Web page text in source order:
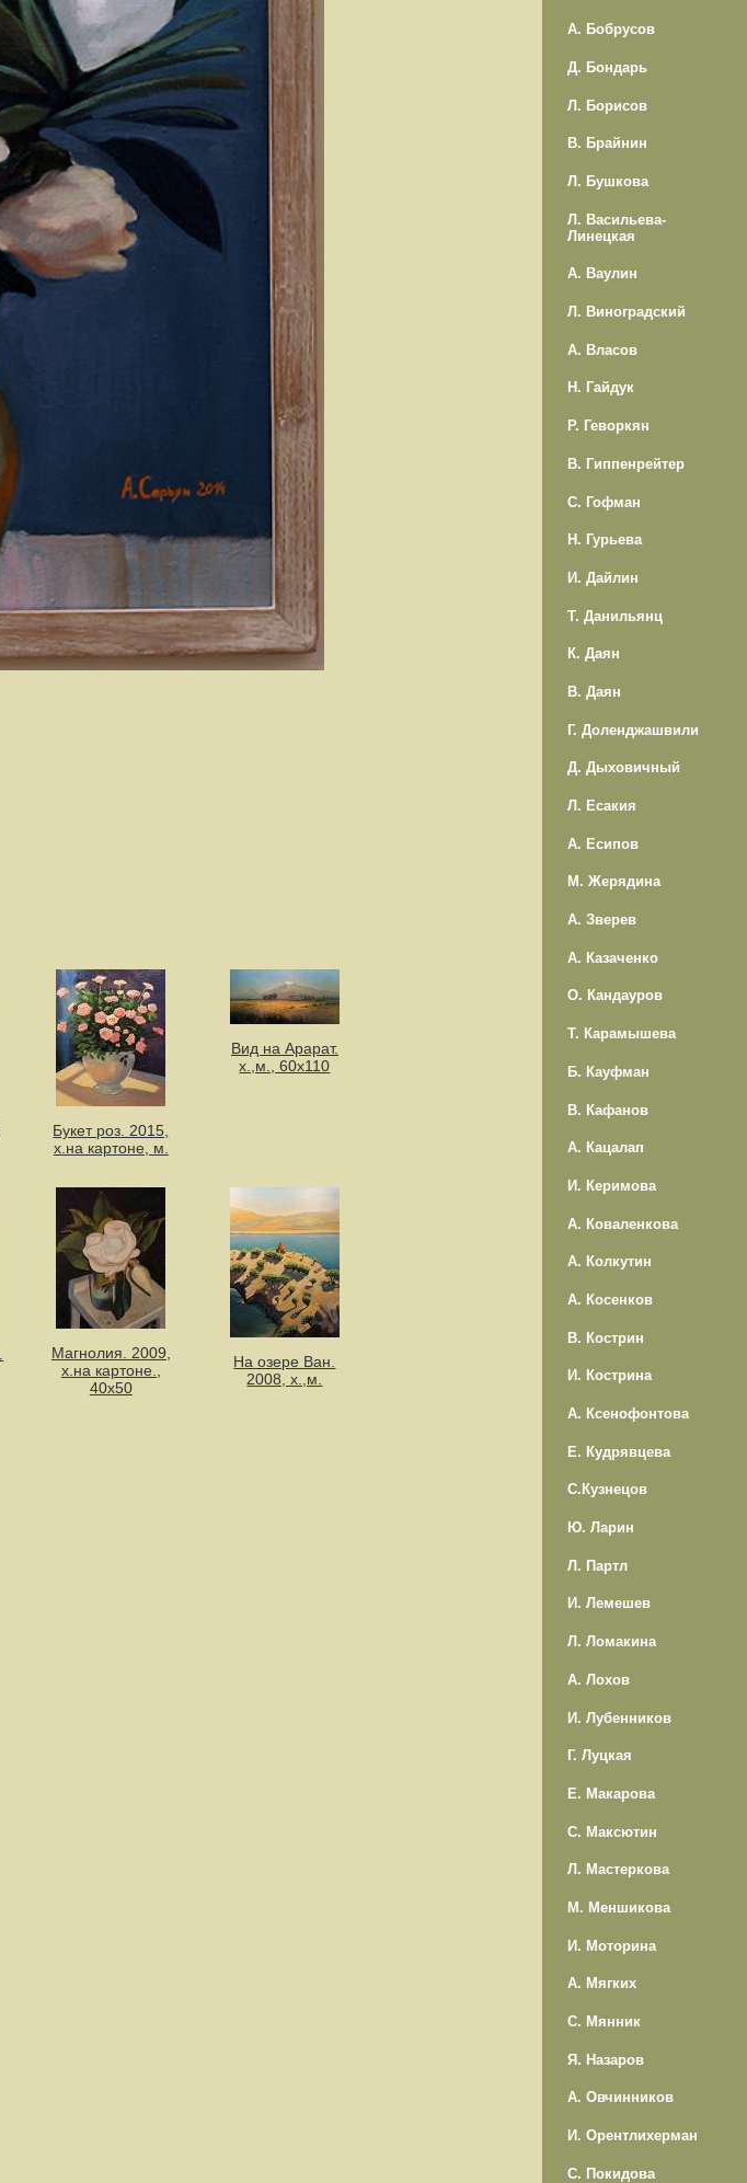
Букет роз. 2015,
х.на картоне, м.
Вид на Арарат.
х.,м., 60х110
Магнолия. 2009,
х.на картоне.,
40х50
На озере Ван.
2008, х.,м.
А. Бобрусов
Д. Бондарь
Л. Борисов
В. Брайнин
Л. Бушкова
Л. Васильева-
Линецкая
А. Ваулин
Л. Виноградский
А. Власов
Н. Гайдук
Р. Геворкян
В. Гиппенрейтер
С. Гофман
Н. Гурьева
И. Дайлин
Т. Данильянц
К. Даян
В. Даян
Г. Доленджашвили
Д. Дыховичный
Л. Есакия
А. Есипов
М. Жерядина
А. Зверев
А. Казаченко
О. Кандауров
Т. Карамышева
Б. Кауфман
В. Кафанов
А. Кацалап
И. Керимова
А. Коваленкова
А. Колкутин
А. Косенков
В. Кострин
И. Кострина
А. Ксенофонтова
Е. Кудрявцева
С.Кузнецов
Ю. Ларин
Л. Партл
И. Лемешев
Л. Ломакина
А. Лохов
И. Лубенников
Г. Луцкая
Е. Макарова
С. Максютин
Л. Мастеркова
М. Меншикова
И. Моторина
А. Мягких
С. Мянник
Я. Назаров
А. Овчинников
И. Орентлихерман
С. Покидова